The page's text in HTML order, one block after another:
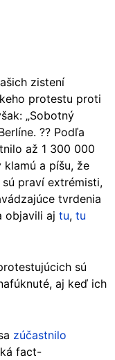
zistení
protestu proti
„Sobotný
?? Podľa
až 1 300 000
klamú a píšu, že
praví extrémisti,
tvrdenia
objavili aj tu, tu
sú
aj keď ich
zúčastnilo
fact-